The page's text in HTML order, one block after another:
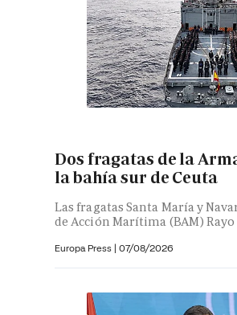
Dos fragatas de la
la bahía sur de Ceuta
Las fragatas Santa María y
de Acción Marítima (BAM) Rayo
Europa Press | 07/08/2026